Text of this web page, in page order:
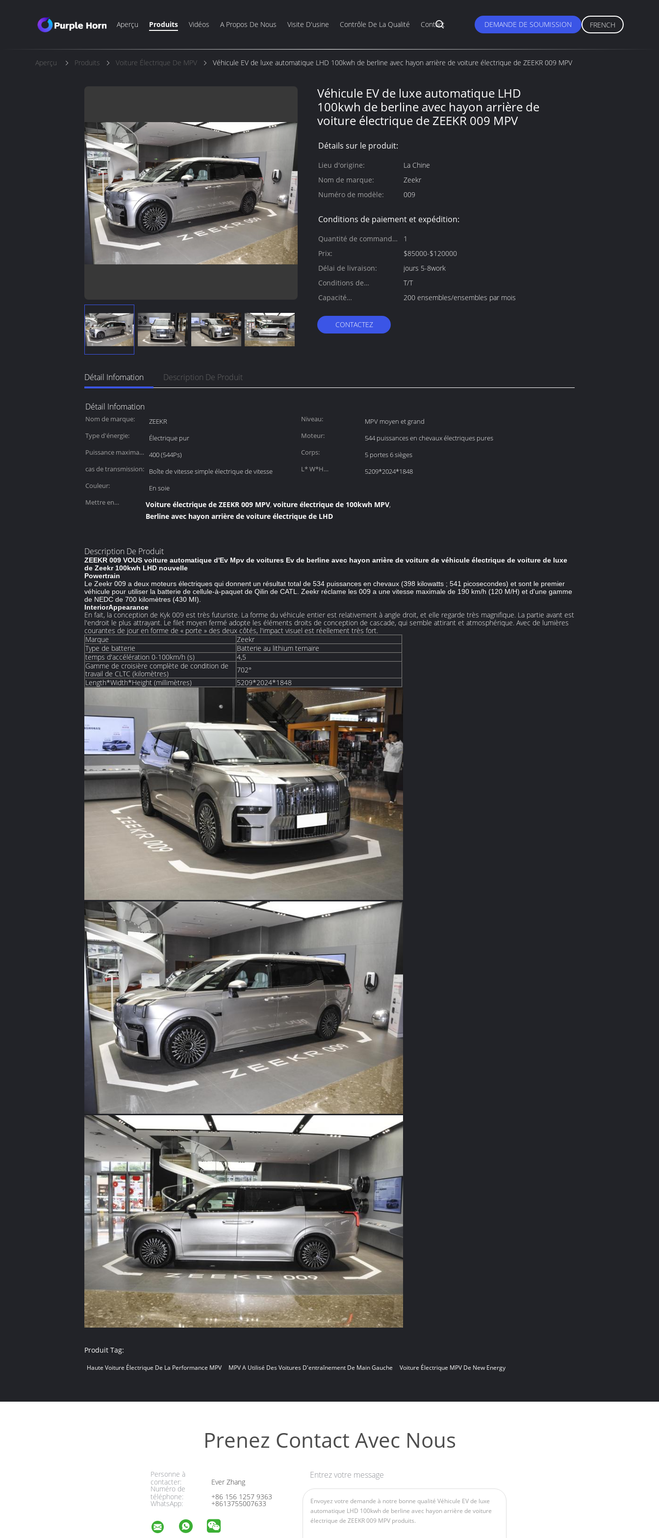
Aperçu Produits Vidéos A Propos De Nous Visite D'usine Contrôle De La Qualité Contact DEMANDE DE SOUMISSION FRENCH
Aperçu Produits Voiture Électrique De MPV Véhicule EV de luxe automatique LHD 100kwh de berline avec hayon arrière de voiture électrique de ZEEKR 009 MPV
Véhicule EV de luxe automatique LHD
100kwh de berline avec hayon arrière de
voiture électrique de ZEEKR 009 MPV
Détails sur le produit:
Lieu d'origine:
La Chine
Nom de marque:
Zeekr
Numéro de modèle:
009
Conditions de paiement et expédition:
Quantité de commande
min:
1
Prix:
$85000-$120000
Délai de livraison:
jours 5-8work
Conditions de
paiement:
T/T
Capacité
200 ensembles/ensembles par mois
CONTACTEZ
Détail Infomation Description De Produit
Détail Infomation
Nom de marque: ZEEKR Niveau:
MPV moyen et grand
Type d'énergie:
Électrique pur Moteur:
544 puissances en chevaux électriques pures
Puissance maximale
400 (544Ps) Corps:
5 portes 6 sièges
cas de transmission:
Boîte de vitesse simple électrique de vitesse
L* W*H
5209*2024*1848
Couleur:
En soie
Mettre en
Voiture électrique de ZEEKR 009 MPV, voiture électrique de 100kwh MPV,
Berline avec hayon arrière de voiture électrique de LHD
Description De Produit
ZEEKR 009 VOUS voiture automatique d'Ev Mpv de voitures Ev de berline avec hayon arrière de voiture de véhicule électrique de voiture de luxe
de Zeekr 100kwh LHD nouvelle
Powertrain
Le Zeekr 009 a deux moteurs électriques qui donnent un résultat total de 534 puissances en chevaux (398 kilowatts ; 541 picosecondes) et sont le premier
véhicule pour utiliser la batterie de cellule-à-paquet de Qilin de CATL. Zeekr réclame les 009 a une vitesse maximale de 190 km/h (120 M/H) et d'une gamme
de NEDC de 700 kilomètres (430 MI).
InteriorAppearance
En fait, la conception de Kyk 009 est très futuriste. La forme du véhicule entier est relativement à angle droit, et elle regarde très magnifique. La partie avant est
l'endroit le plus attrayant. Le filet moyen fermé adopte les éléments droits de conception de cascade, qui semble attirant et atmosphérique. Avec de lumières
courantes de jour en forme de « porte » des deux côtés, l'impact visuel est réellement très fort.
Marque
Zeekr
Type de batterie
Batterie au lithium ternaire
temps d'accélération 0-100km/h (s)
4,5
Gamme de croisière complète de condition de
travail de CLTC (kilomètres)
702°
Length*Width*Height (millimètres)
5209*2024*1848
Produit Tag:
Haute Voiture Électrique De La Performance MPV MPV A Utilisé Des Voitures D'entraînement De Main Gauche Voiture Électrique MPV De New Energy
Prenez Contact Avec Nous
Personne à
contacter:
Ever Zhang
Numéro de
téléphone:
+86 156 1257 9363
WhatsApp: +8613755007633
Entrez votre message